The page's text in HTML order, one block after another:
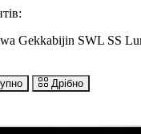
Gekkabijin SWL SS
Дрібно